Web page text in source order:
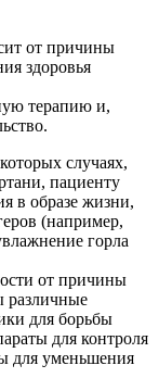
от причины
здоровья
терапию и,
случаях,
пациенту
в образе жизни,
(например,
горла
от причины
различные
для борьбы
для контроля
для уменьшения